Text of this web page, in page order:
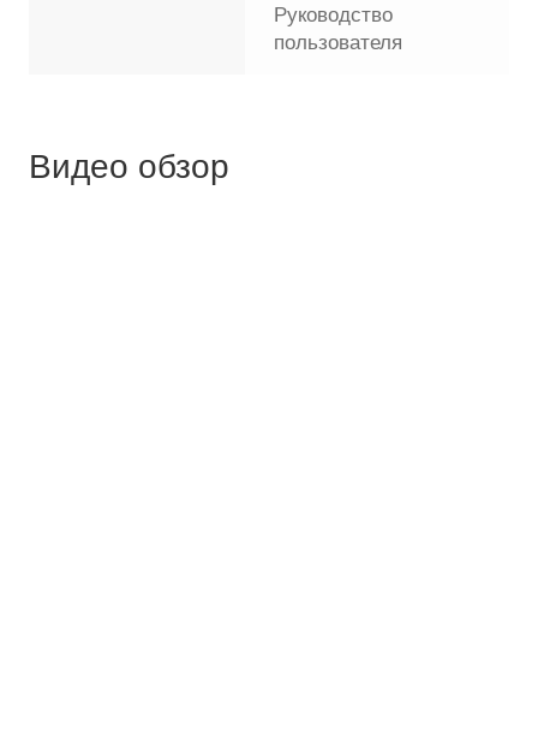
Руководство
пользователя
Видео обзор